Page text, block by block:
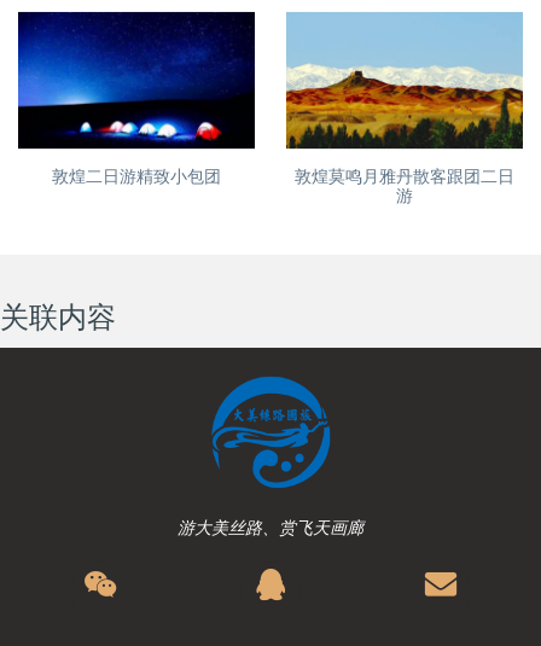
敦煌二日游精致小包团
敦煌莫鸣月雅丹散客跟团二日
游
关联内容
游大美丝路、赏飞天画廊